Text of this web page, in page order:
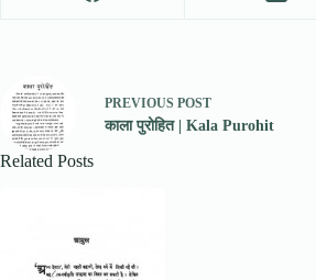
PREVIOUS POST
काला पुरोहित | Kala Purohit
Related Posts